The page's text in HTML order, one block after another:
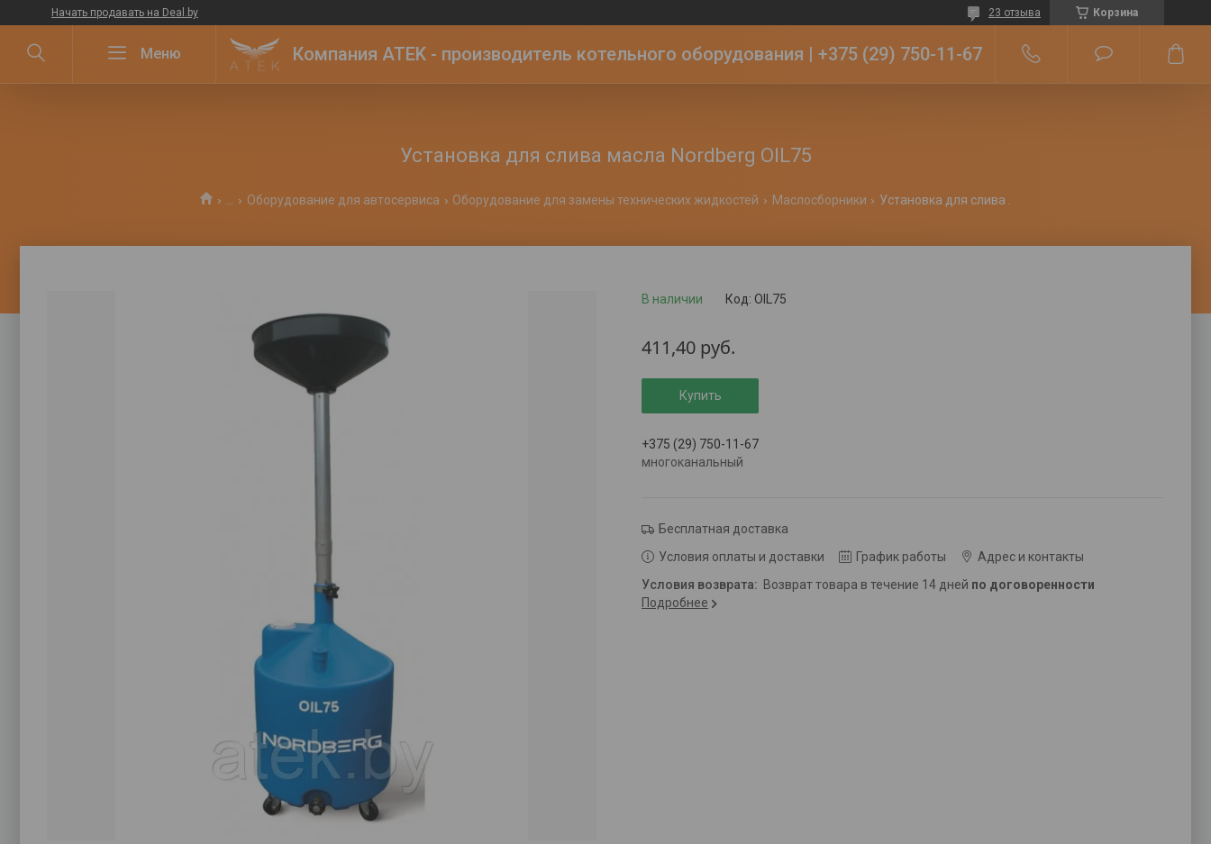
Начать продавать на Deal.by Корзина
23 отзыва
Компания ATEK - производитель котельного оборудования | +375 (29) 750-11-67
Установка для слива масла Nordberg OIL75
Оборудование для автосервиса Оборудование для замены технических жидкостей Маслосборники
В наличии Код: OIL75
411,40 руб.
Купить
+375 (29) 750-11-67
многоканальный
Бесплатная доставка
Условия оплаты и доставки
График работы
Адрес и контакты
возврат товара в течение 14 дней по договоренности
Подробнее